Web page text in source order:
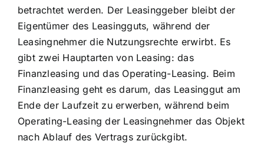
betrachtet werden. Der Leasinggeber bleibt der
Eigentümer des Leasingguts, während der
Leasingnehmer die Nutzungsrechte erwirbt. Es
gibt zwei Hauptarten von Leasing: das
Finanzleasing und das Operating-Leasing. Beim
Finanzleasing geht es darum, das Leasinggut am
Ende der Laufzeit zu erwerben, während beim
Operating-Leasing der Leasingnehmer das Objekt
nach Ablauf des Vertrags zurückgibt.